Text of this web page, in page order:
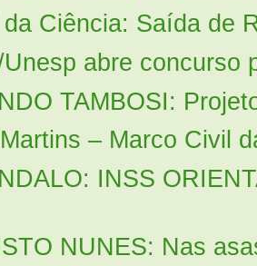
Ciência: Saída de
abre concurso
TAMBOSI:
– Marco Civil
INSS
NUNES: Nas